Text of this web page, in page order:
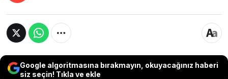
Google algoritmasına bırakmayın, okuyacağınız haberi
siz seçin! Tıkla ve ekle